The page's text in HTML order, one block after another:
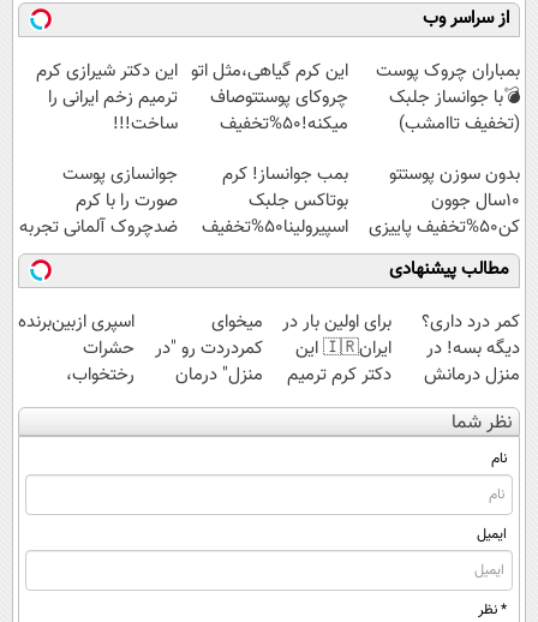
میلیاردر شد.
آموزش رایگان
کنید!
◗پرسش‌نامه◖
مجانیه😉
پولدارشی! باور
نداری امتحانش
مجانیه
از سراسر وب
بمباران چروک پوست
💣با جوانساز جلبک
(تخفیف تاامشب)
این کرم گیاهی،مثل اتو
چروکای پوستتوصاف
میکنه!50%تخفیف
این دکتر شیرازی کرم
ترمیم زخم ایرانی را
ساخت!!!
بدون سوزن پوستتو
10سال جوون
کن50%تخفیف پاییزی
بمب جوانساز! کرم
بوتاکس جلبک
اسپیرولینا50%تخفیف
جوانسازی پوست
صورت را با کرم
ضدچروک آلمانی تجربه
کنید!
مطالب پیشنهادی
کمر درد داری؟
دیگه بسه! در
منزل درمانش
کن
(◀پرسش‌نامه)
برای اولین بار در
ایران🇮🇷 این
دکتر کرم ترمیم
کننده 23 روزه
ساخت!
میخوای
کمردردت رو "در
منزل" درمان
کنی؟ (◂فیلم +
◂پرسش‌نامه)
اسپری ازبین‌برنده
حشرات
رختخواب،
مناسب برای
مقابله با انواع
نظر شما
نام
ایمیل
* نظر